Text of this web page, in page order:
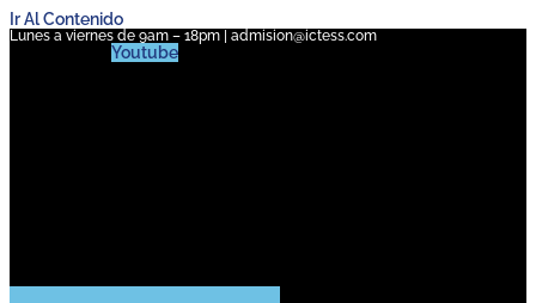
Ir Al Contenido
Lunes a viernes de 9am – 18pm | admision@ictess.com
Youtube